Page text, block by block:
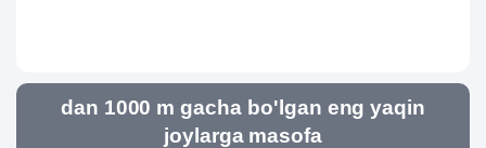
dan 1000 m gacha bo'lgan eng yaqin
joylarga masofa